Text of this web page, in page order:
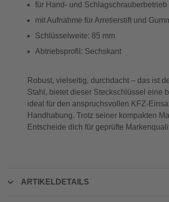
für Hand- und
mit Aufnahme für Arretierstift und
Schlüsselweite: 85 mm
Abtriebsprofil: Sechskant
Robust, vielseitig, durchdacht – das ist
Stahl, bietet dieser Steckschlüssel eine
ideal für den anspruchsvollen KFZ-
Handhabung. Trotz seiner kompakten
Entscheide dich für geprüfte
ARTIKELDETAILS